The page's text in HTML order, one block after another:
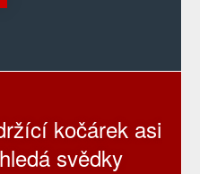
kočárek asi
svědky